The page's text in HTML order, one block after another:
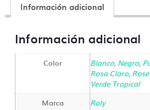
Información adicional
Información adicional
Color Blanco, Negro,
Rosa Claro,
Verde Tropical
Marca
Roly